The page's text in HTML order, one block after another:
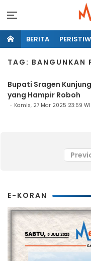
BERITA
TAG: BANGUNKAN
Bupati Sragen
yang Hampir Roboh
Kamis, 27 Mar 2025 23:59
E-KORAN